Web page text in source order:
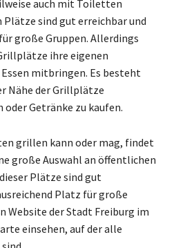
auch mit Toiletten
sind gut erreichbar und
große Gruppen. Allerdings
ihre eigenen
mitbringen. Es besteht
Nähe der Grillplätze
Getränke zu kaufen.
grillen kann oder mag, findet
große Auswahl an öffentlichen
Plätze sind gut
Platz für große
Website der Stadt Freiburg im
einsehen, auf der alle